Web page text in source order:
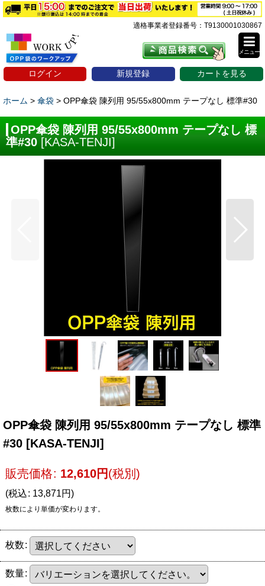
適格事業者登録番号：T9130001030867
ログイン 新規登録 カートを見る
メニュー
ホーム > 傘袋 > OPP傘袋 陳列用 95/55x800mm テープなし 標準#30
OPP傘袋 陳列用 95/55x800mm テープなし 標
準#30 [KASA-TENJI]
OPP傘袋 陳列用 95/55x800mm テープなし 標準
#30 [KASA-TENJI]
販売価格: 12,610円(税別)
(税込: 13,871円)
枚数により単価が変わります。
枚数:
数量: